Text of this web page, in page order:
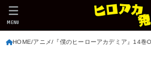
MENU
HOME アニメ 『僕のヒーローアカデミア』14巻